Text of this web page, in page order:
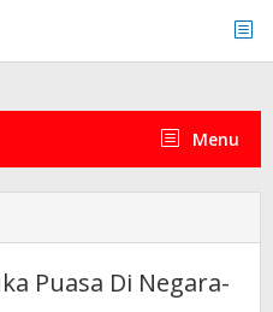
Menu
Puasa Di Negara-